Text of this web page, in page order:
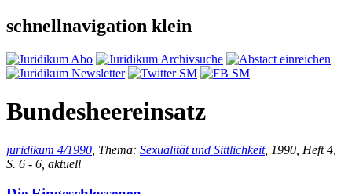
schnellnavigation klein
Bundesheereinsatz
juridikum 4/1990 , Thema: Sexualität und Sittlichkeit, 1990, Heft 4,
S. 6 - 6, aktuell